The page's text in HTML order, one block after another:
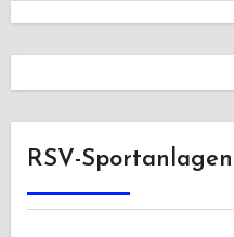
RSV-Sportanlagen